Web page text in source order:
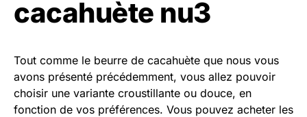
cacahuète nu3
Tout comme le beurre de cacahuète que nous vous
avons présenté précédemment, vous allez pouvoir
choisir une variante croustillante ou douce, en
fonction de vos préférences. Vous pouvez acheter les